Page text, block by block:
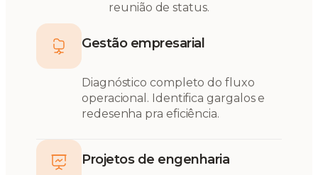
reunião de status.
Gestão empresarial
Diagnóstico completo do fluxo
operacional. Identifica gargalos e
redesenha pra eficiência.
Projetos de engenharia